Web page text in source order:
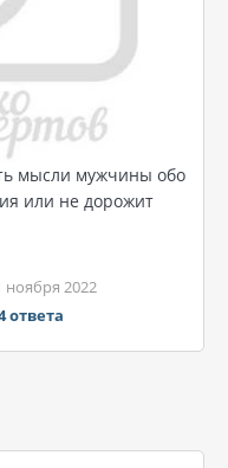
мысли мужчины обо
или не дорожит
ноября 2022
ответа